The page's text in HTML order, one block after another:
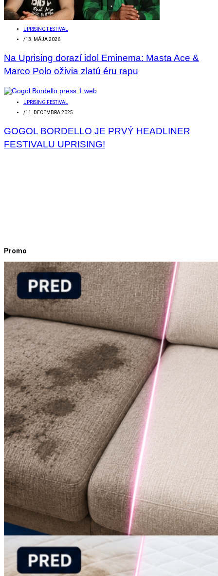
UPRISING FESTIVAL
/13. MÁJA 2026
Na Uprising dorazí idol Eminema: Masta Ace &
Marco Polo oživia zlatú éru rapu
UPRISING FESTIVAL
/11. DECEMBRA 2025
GOGOL BORDELLO JE PRVÝ HEADLINER
FESTIVALU UPRISING!
Promo